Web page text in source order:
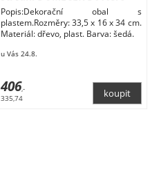
Popis:Dekorační obal s
plastem.Rozměry: 33,5 x 16 x 34 cm.
Materiál: dřevo, plast. Barva: šedá.
u Vás 24.8.
406,-
335,74